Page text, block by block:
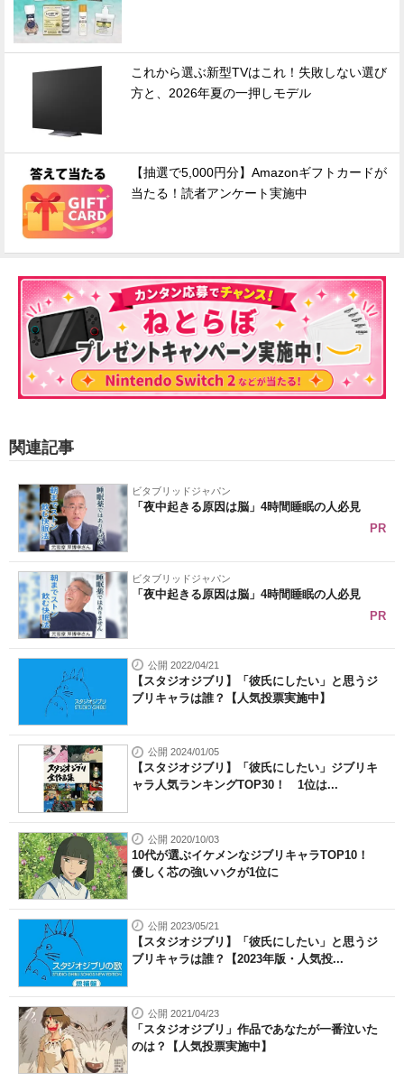
これから選ぶ新型TVはこれ！失敗しない選び
方と、2026年夏の一押しモデル
【抽選で5,000円分】Amazonギフトカードが
当たる！読者アンケート実施中
関連記事
ビタブリッドジャパン
「夜中起きる原因は脳」4時間睡眠の人必見
PR
ビタブリッドジャパン
「夜中起きる原因は脳」4時間睡眠の人必見
PR
公開 2022/04/21
【スタジオジブリ】「彼氏にしたい」と思うジ
ブリキャラは誰？【人気投票実施中】
公開 2024/01/05
【スタジオジブリ】「彼氏にしたい」ジブリキ
ャラ人気ランキングTOP30！ 1位は...
公開 2020/10/03
10代が選ぶイケメンなジブリキャラTOP10！
優しく芯の強いハクが1位に
公開 2023/05/21
【スタジオジブリ】「彼氏にしたい」と思うジ
ブリキャラは誰？【2023年版・人気投...
公開 2021/04/23
「スタジオジブリ」作品であなたが一番泣いた
のは？【人気投票実施中】